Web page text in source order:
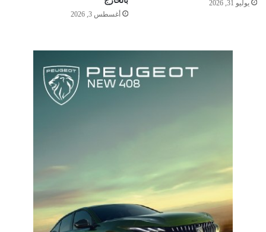
يوليو 31, 2026
أغسطس 3, 2026